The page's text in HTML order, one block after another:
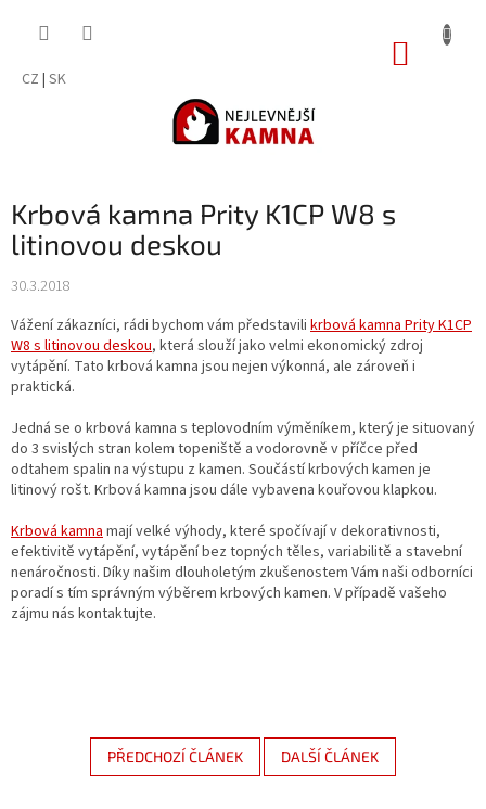
CZ | SK
Krbová kamna Prity K1CP W8 s
litinovou deskou
30.3.2018
Vážení zákazníci, rádi bychom vám představili krbová kamna Prity K1CP
W8 s litinovou deskou, která slouží jako velmi ekonomický zdroj
vytápění. Tato krbová kamna jsou nejen výkonná, ale zároveň i
praktická.
Jedná se o krbová kamna s teplovodním výměníkem, který je situovaný
do 3 svislých stran kolem topeniště a vodorovně v příčce před
odtahem spalin na výstupu z kamen. Součástí krbových kamen je
litinový rošt. Krbová kamna jsou dále vybavena kouřovou klapkou.
Krbová kamna mají velké výhody, které spočívají v dekorativnosti,
efektivitě vytápění, vytápění bez topných těles, variabilitě a stavební
nenáročnosti. Díky našim dlouholetým zkušenostem Vám naši odborníci
poradí s tím správným výběrem krbových kamen. V případě vašeho
zájmu nás kontaktujte.
PŘEDCHOZÍ ČLÁNEK DALŠÍ ČLÁNEK